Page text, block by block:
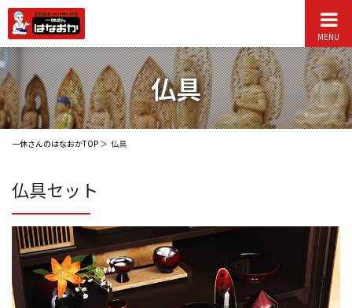
MENU
仏具
一休さんのはなおかTOP 仏具
仏具セット